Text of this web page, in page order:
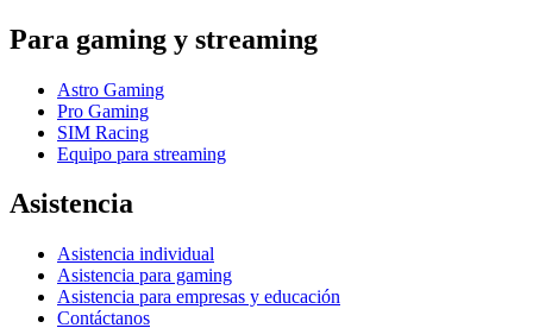
Para gaming y streaming
Astro Gaming
Pro Gaming
SIM Racing
Equipo para streaming
Asistencia
Asistencia individual
Asistencia para gaming
Asistencia para empresas y educación
Contáctanos